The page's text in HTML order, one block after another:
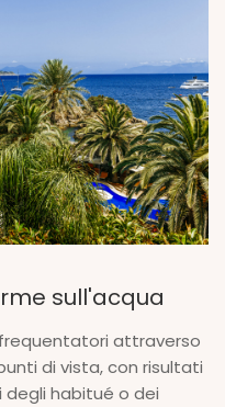
sull'acqua
frequentatori attraverso
di vista, con risultati
degli habitué o dei